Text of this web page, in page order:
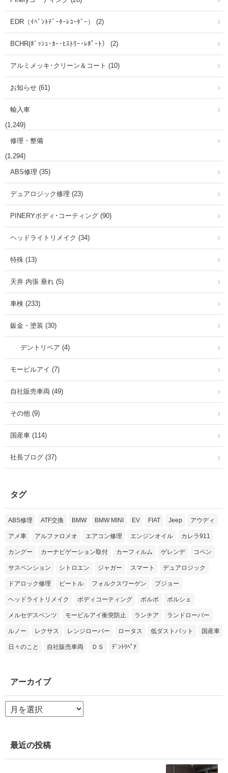
EDR（ｲﾍﾞﾝﾄﾃﾞｰﾀｰﾚｺｰﾀﾞｰ） (2)
BCHR(ﾎﾞｯｼｭ･ｶｰ･ﾋｽﾄﾘｰ･ﾚﾎﾟｰﾄ） (2)
アルミメッキ･クリーン＆コート (10)
お知らせ (61)
輸入車
(1,249)
修理・整備
(1,294)
ABS修理 (35)
デュアロジック修理 (23)
PINERYボディ･コーティング (90)
ヘッドライトリメイク (34)
特殊 (13)
天井 内張 垂れ (5)
車検 (233)
鈑金・塗装 (30)
デントリペア (4)
モービルアイ (7)
自社販売車両 (49)
その他 (9)
国産車 (114)
社長ブログ (37)
タグ
ABS修理 ATF交換 BMW BMW MINI EV FIAT Jeep アウディ
アメ車 アルファロメオ エアコン修理 エンジンオイル カレラ911
カングー カーナビゲーション取付 カーフィルム ゲレンデ コペン
サスペンション シトロエン ジャガー スマート デュアロジック
ドアロック修理 ビートル フォルクスワーゲン プジョー
ヘッドライトリメイク ボディコーティング ボルボ ポルシェ
メルセデスベンツ モービルアイ衝突防止 ランチア ランドローバー
ルノー レクサス レンジローバー ロータス 低ダストパット 国産車
日々のこと 自社販売車両 ＤＳ ﾃﾞﾝﾄﾘﾍﾟｱ
アーカイブ
ア
ー
ブ
最近の投稿